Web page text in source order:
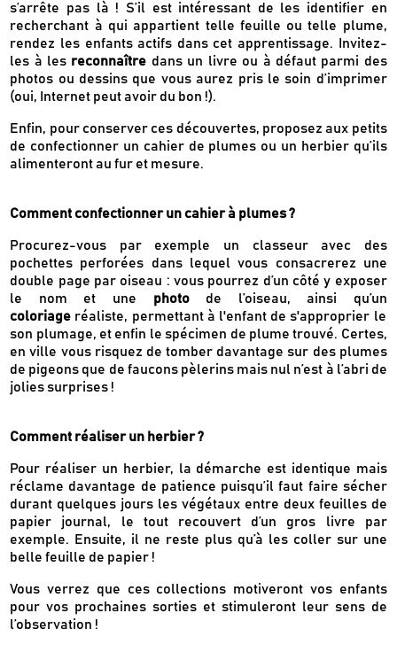
s’arrête pas là ! S’il est intéressant de les identifier en
recherchant à qui appartient telle feuille ou telle plume,
rendez les enfants actifs dans cet apprentissage. Invitez-
les à les reconnaître dans un livre ou à défaut parmi des
photos ou dessins que vous aurez pris le soin d’imprimer
(oui, Internet peut avoir du bon !).
Enfin, pour conserver ces découvertes, proposez aux petits
de confectionner un cahier de plumes ou un herbier qu’ils
alimenteront au fur et mesure.
Comment confectionner un cahier à plumes ?
Procurez-vous par exemple un classeur avec des
pochettes perforées dans lequel vous consacrerez une
double page par oiseau : vous pourrez d’un côté y exposer
le nom et une photode l’oiseau, ainsi qu’un
coloriage réaliste, permettant à l'enfant de s'approprier le
son plumage, et enfin le spécimen de plume trouvé. Certes,
en ville vous risquez de tomber davantage sur des plumes
de pigeons que de faucons pèlerins mais nul n’est à l’abri de
jolies surprises !
Comment réaliser un herbier ?
Pour réaliser un herbier, la démarche est identique mais
réclame davantage de patience puisqu’il faut faire sécher
durant quelques jours les végétaux entre deux feuilles de
papier journal, le tout recouvert d’un gros livre par
exemple. Ensuite, il ne reste plus qu’à les coller sur une
belle feuille de papier !
Vous verrez que ces collections motiveront vos enfants
pour vos prochaines sorties et stimuleront leur sens de
l’observation !